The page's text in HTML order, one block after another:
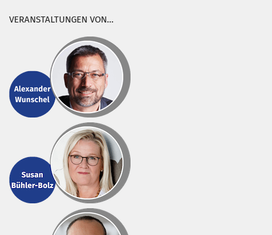
VERANSTALTUNGEN VON…